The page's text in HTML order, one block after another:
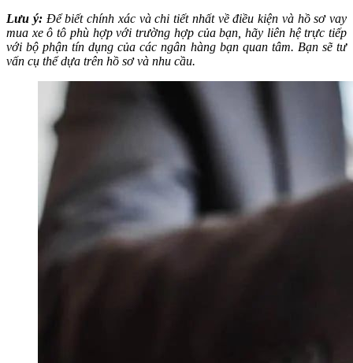
Lưu ý: Để biết chính xác và chi tiết nhất về điều kiện và hồ sơ vay
mua xe ô tô phù hợp với trường hợp của bạn, hãy liên hệ trực tiếp
với bộ phận tín dụng của các ngân hàng bạn quan tâm. Bạn sẽ tư
vấn cụ thể dựa trên hồ sơ và nhu cầu.